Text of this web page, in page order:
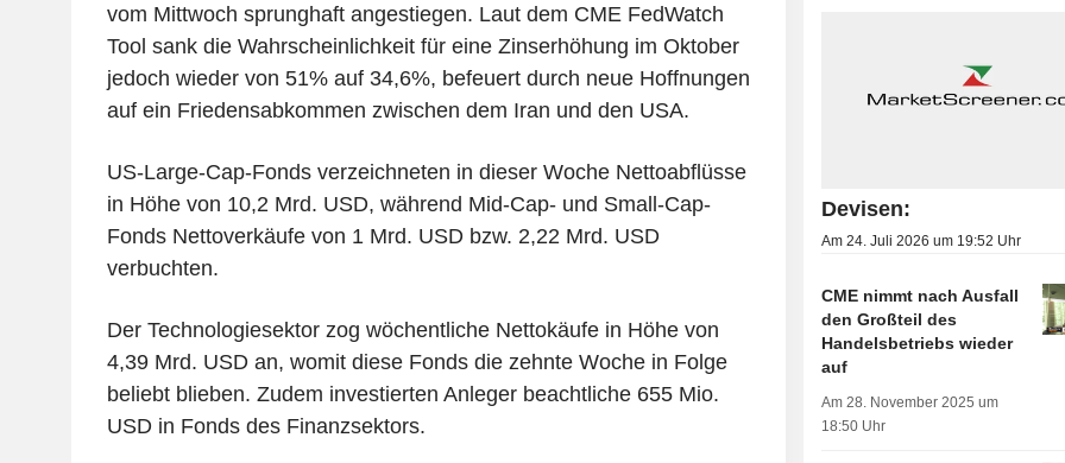
vom Mittwoch sprunghaft angestiegen. Laut dem CME FedWatch
Tool sank die Wahrscheinlichkeit für eine Zinserhöhung im Oktober
jedoch wieder von 51% auf 34,6%, befeuert durch neue Hoffnungen
auf ein Friedensabkommen zwischen dem Iran und den USA.
US-Large-Cap-Fonds verzeichneten in dieser Woche Nettoabflüsse
in Höhe von 10,2 Mrd. USD, während Mid-Cap- und Small-Cap-
Fonds Nettoverkäufe von 1 Mrd. USD bzw. 2,22 Mrd. USD
verbuchten.
Der Technologiesektor zog wöchentliche Nettokäufe in Höhe von
4,39 Mrd. USD an, womit diese Fonds die zehnte Woche in Folge
beliebt blieben. Zudem investierten Anleger beachtliche 655 Mio.
USD in Fonds des Finanzsektors.
Devisen:
Am 24. Juli 2026 um 19:52 Uhr
CME nimmt nach Ausfall
den Großteil des
Handelsbetriebs wieder
auf
Am 28. November 2025 um
18:50 Uhr